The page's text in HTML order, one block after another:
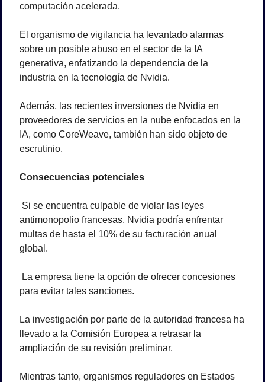
computación acelerada.
El organismo de vigilancia ha levantado alarmas
sobre un posible abuso en el sector de la IA
generativa, enfatizando la dependencia de la
industria en la tecnología de Nvidia.
Además, las recientes inversiones de Nvidia en
proveedores de servicios en la nube enfocados en la
IA, como CoreWeave, también han sido objeto de
escrutinio.
Consecuencias potenciales
antimonopolio francesas, Nvidia podría enfrentar
multas de hasta el 10% de su facturación anual
global.
para evitar tales sanciones.
La investigación por parte de la autoridad francesa ha
llevado a la Comisión Europea a retrasar la
ampliación de su revisión preliminar.
Mientras tanto, organismos reguladores en Estados